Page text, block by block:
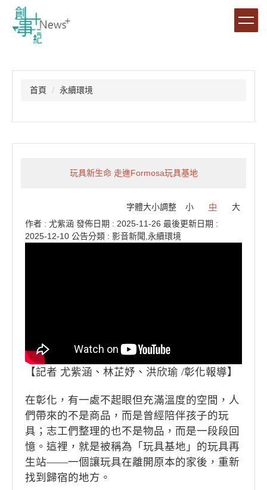
容
首頁 永續環境
玩具新生命 走進Formosa玩具基地
字體大小調整 小 中
大
作者 : 尤紫涵 發佈日期 : 2025-11-26 最後更新日期 :
2025-12-10 公告分類 : 影音新聞,永續環境
【記者 尤紫涵、林芷妤、洪欣瑜 /彰化報導】
在彰化，有一處不起眼但充滿溫度的空間，人
們帶來的不是商品，而是曾經陪伴孩子的玩
具；志工們整理的也不是物品，而是一段段回
憶。這裡，就是被稱為「玩具基地」的玩具再
生站——一個讓玩具在離開原本的家後，重新
找到歸宿的地方。